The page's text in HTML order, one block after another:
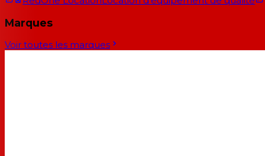
Marques
Voir toutes les marques